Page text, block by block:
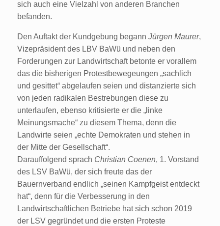
sich auch eine Vielzahl von anderen Branchen
befanden.
Den Auftakt der Kundgebung begann Jürgen Maurer,
Vizepräsident des LBV BaWü und neben den
Forderungen zur Landwirtschaft betonte er vorallem
das die bisherigen Protestbewegeungen „sachlich
und gesittet“ abgelaufen seien und distanzierte sich
von jeden radikalen Bestrebungen diese zu
unterlaufen, ebenso kritisierte er die „linke
Meinungsmache“ zu diesem Thema, denn die
Landwirte seien „echte Demokraten und stehen in
der Mitte der Gesellschaft“.
Darauffolgend sprach Christian Coenen, 1. Vorstand
des LSV BaWü, der sich freute das der
Bauernverband endlich „seinen Kampfgeist entdeckt
hat“, denn für die Verbesserung in den
Landwirtschaftlichen Betriebe hat sich schon 2019
der LSV gegründet und die ersten Proteste